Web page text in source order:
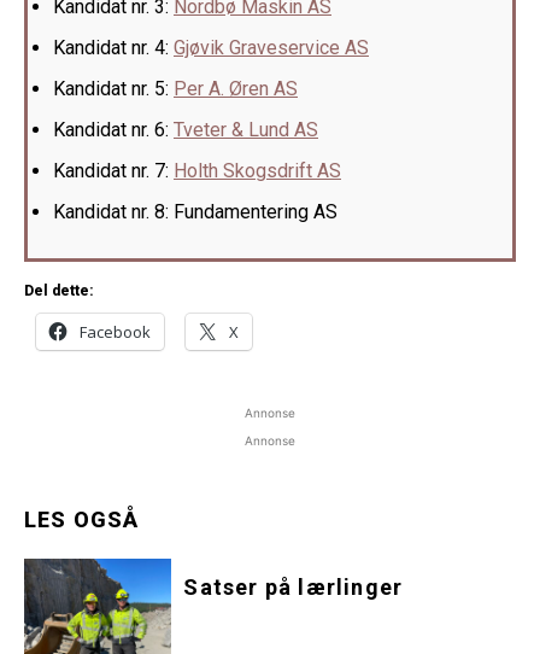
Kandidat nr. 3: Nordbø Maskin AS
Kandidat nr. 4: Gjøvik Graveservice AS
Kandidat nr. 5: Per A. Øren AS
Kandidat nr. 6: Tveter & Lund AS
Kandidat nr. 7: Holth Skogsdrift AS
Kandidat nr. 8: Fundamentering AS
Del dette:
Facebook X
Annonse
Annonse
LES OGSÅ
Satser på lærlinger